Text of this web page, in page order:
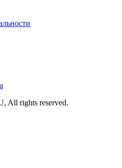
All rights reserved.